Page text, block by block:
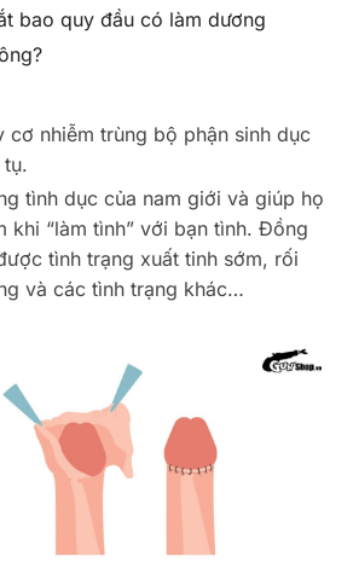
bao quy đầu có làm dương
cơ nhiễm trùng bộ phận sinh dục
tình dục của nam giới và giúp họ
khi “làm tình” với bạn tình. Đồng
tình trạng xuất tinh sớm, rối
và các tình trạng khác…